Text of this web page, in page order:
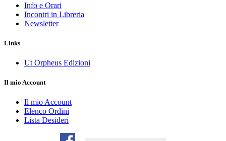
Info e Orari
Incontri in Libreria
Newsletter
Links
Ut Orpheus Edizioni
Il mio Account
Il mio Account
Elenco Ordini
Lista Desideri